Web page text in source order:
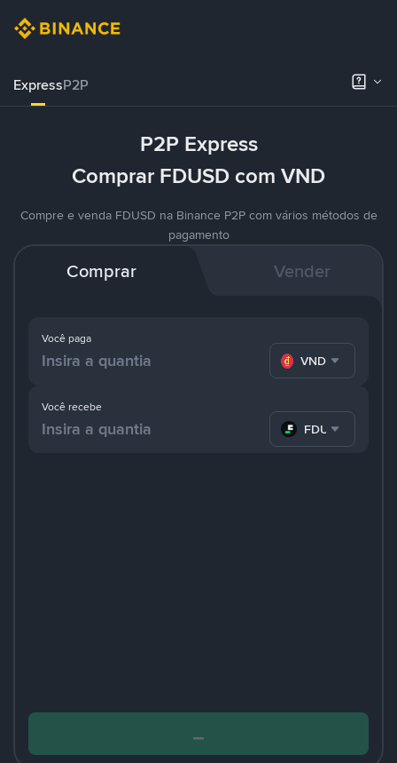
ExpressP2P
P2P Express
Comprar FDUSD com VND
Compre e venda FDUSD na Binance P2P com vários métodos de
pagamento
Comprar Vender
Você paga
VND
Você recebe
FDUSD